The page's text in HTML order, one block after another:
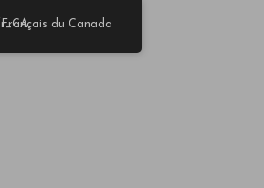
Français du Canada